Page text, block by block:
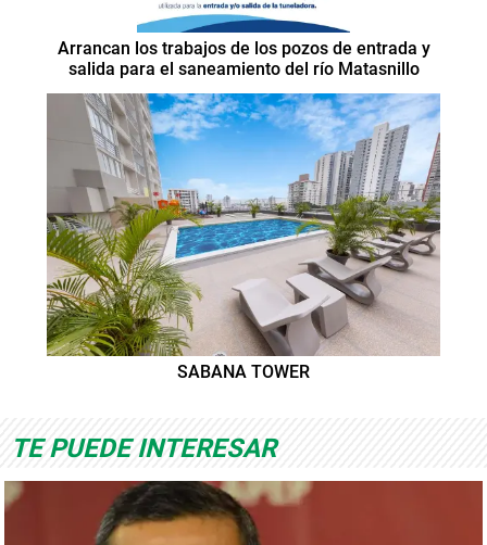
Arrancan los trabajos de los pozos de entrada y
salida para el saneamiento del río Matasnillo
SABANA TOWER
TE PUEDE INTERESAR